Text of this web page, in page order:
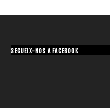
SEGUEIX-NOS A FACEBOOK